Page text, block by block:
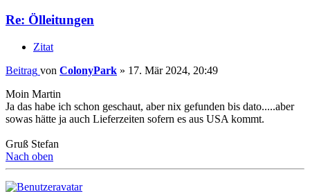
Re: Ölleitungen
Zitat
Beitrag von ColonyPark » 17. Mär 2024, 20:49
Moin Martin
Ja das habe ich schon geschaut, aber nix gefunden bis dato.....aber
sowas hätte ja auch Lieferzeiten sofern es aus USA kommt.
Gruß Stefan
Nach oben